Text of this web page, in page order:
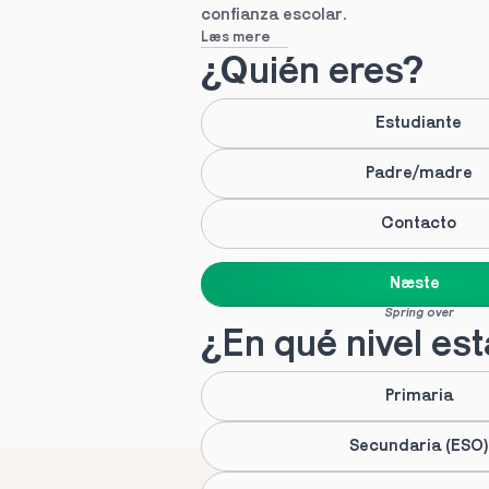
confianza escolar.
Læs mere
¿Quién eres?
Estudiante
Padre/madre
Contacto
Næste
Spring over
¿En qué nivel
Primaria
Secundaria (ESO)